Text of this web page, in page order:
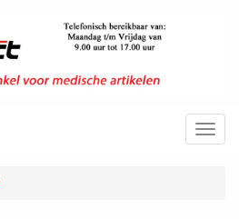
Menu